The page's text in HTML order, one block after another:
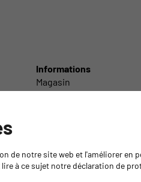
Informations
Magasin
Centre de découpe
Médiathèque
Retour de marchandises
de notre site web et l'améliorer en
à ce sujet notre déclaration de